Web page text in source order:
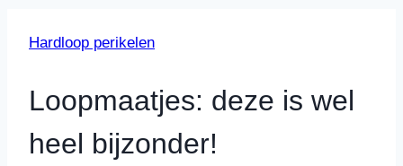
Hardloop perikelen
Loopmaatjes: deze is wel
heel bijzonder!